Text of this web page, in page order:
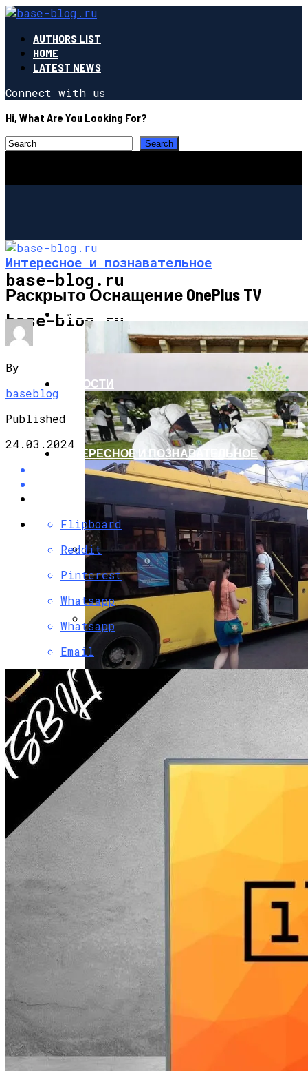
AUTHORS LIST
HOME
LATEST NEWS
Connect with us
Hi, What Are You Looking For?
base-blog.ru
base-blog.ru
ЭКОНОМИКА И ПОЛИТИКА
G7 Договорились Регулировать
Искусственный Интеллект
Растущая Концентрация Власти В
Руках Си Цзиньпина: Мир Не Обмануть
НОВОСТИ
Коронавирус В США Оказался
Смертоноснее «испанки» 1918 Года
Извержение Вулкана На Юге Исландии:
Чрезвычайное Положение И Эвакуация
ИНТЕРЕСНОЕ И ПОЗНАВАТЕЛЬНОЕ
В Киеве Изменили Маршруты
Некоторых Автобусов И Троллейбусов
В Столичном Парке Отличился Герой-
Парковки
Интересное и познавательное
Раскрыто Оснащение OnePlus TV
By
baseblog
Published
24.03.2024
Flipboard
Reddit
Pinterest
Whatsapp
Whatsapp
Email